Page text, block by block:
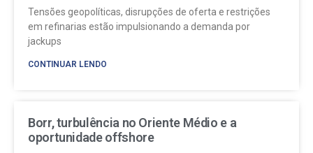
Tensões geopolíticas, disrupções de oferta e restrições
em refinarias estão impulsionando a demanda por
jackups
CONTINUAR LENDO
Borr, turbulência no Oriente Médio e a
oportunidade offshore